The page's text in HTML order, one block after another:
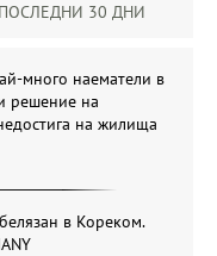
ПОСЛЕДНИ 30 ДНИ
много наематели в
решение на
на жилища
в Кореком.